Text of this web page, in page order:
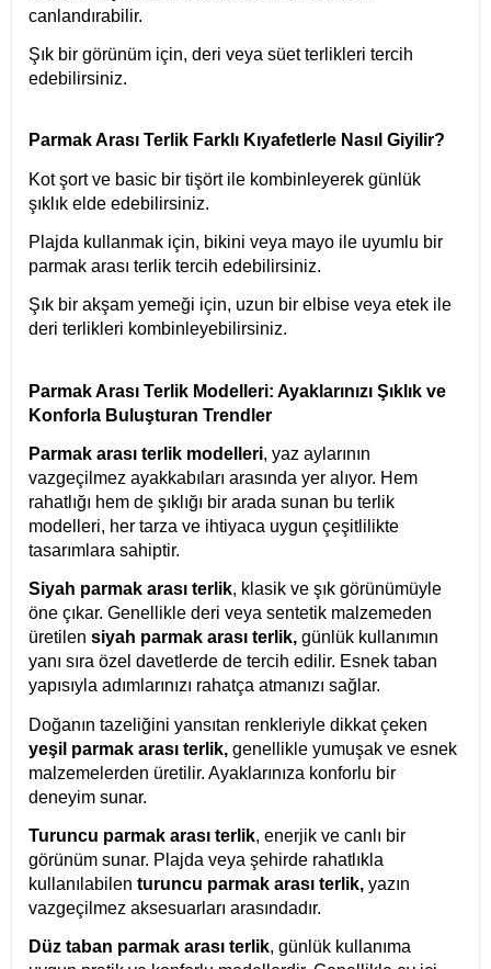
canlandırabilir.
Şık bir görünüm için, deri veya süet terlikleri tercih
edebilirsiniz.
Parmak Arası Terlik Farklı Kıyafetlerle Nasıl Giyilir?
Kot şort ve basic bir tişört ile kombinleyerek günlük
şıklık elde edebilirsiniz.
Plajda kullanmak için, bikini veya mayo ile uyumlu bir
parmak arası terlik tercih edebilirsiniz.
Şık bir akşam yemeği için, uzun bir elbise veya etek ile
deri terlikleri kombinleyebilirsiniz.
Parmak Arası Terlik Modelleri: Ayaklarınızı Şıklık ve
Konforla Buluşturan Trendler
Parmak arası terlik modelleri, yaz aylarının
vazgeçilmez ayakkabıları arasında yer alıyor. Hem
rahatlığı hem de şıklığı bir arada sunan bu terlik
modelleri, her tarza ve ihtiyaca uygun çeşitlilikte
tasarımlara sahiptir.
Siyah parmak arası terlik, klasik ve şık görünümüyle
öne çıkar. Genellikle deri veya sentetik malzemeden
üretilen siyah parmak arası terlik, günlük kullanımın
yanı sıra özel davetlerde de tercih edilir. Esnek taban
yapısıyla adımlarınızı rahatça atmanızı sağlar.
Doğanın tazeliğini yansıtan renkleriyle dikkat çeken
yeşil parmak arası terlik, genellikle yumuşak ve esnek
malzemelerden üretilir. Ayaklarınıza konforlu bir
deneyim sunar.
Turuncu parmak arası terlik, enerjik ve canlı bir
görünüm sunar. Plajda veya şehirde rahatlıkla
kullanılabilen turuncu parmak arası terlik, yazın
vazgeçilmez aksesuarları arasındadır.
Düz taban parmak arası terlik, günlük kullanıma